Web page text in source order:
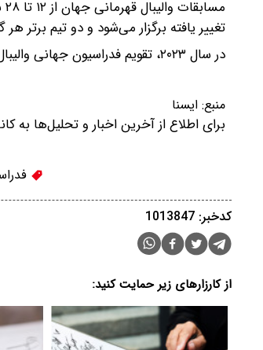
تغییر یافته برگزار می‌شود و دو تیم برتر
در سال ۲۰۲۳، تقویم فدراسیون جهانی والیبال تغییر کرد و تصمیم بر این شد که مسابقات جهانی هر دو سال یک بار برگزار شود.
منبع: ايسنا
برای اطلاع از آخرین اخبار و تحلیل‌ها به
کدخبر: 1013847
از کارزارهای زیر حمایت کنید: